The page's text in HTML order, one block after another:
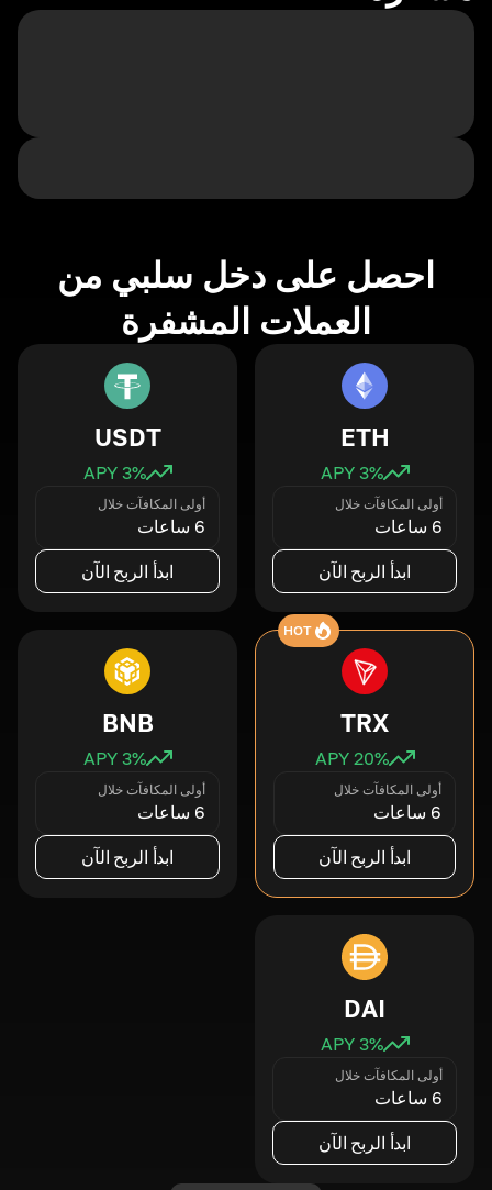
احصل على دخل سلبي من
العملات المشفرة
ETH
3% APY
أولى المكافآت خلال
6 ساعات
ابدأ الربح الآن
USDT
3% APY
أولى المكافآت خلال
6 ساعات
ابدأ الربح الآن
HOT
TRX
20% APY
أولى المكافآت خلال
6 ساعات
ابدأ الربح الآن
BNB
3% APY
أولى المكافآت خلال
6 ساعات
ابدأ الربح الآن
DAI
3% APY
أولى المكافآت خلال
6 ساعات
ابدأ الربح الآن